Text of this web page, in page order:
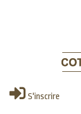
S'inscrire